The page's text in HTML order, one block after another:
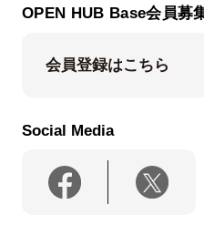
OPEN HUB Base会員募
会員登録はこちら
Social Media